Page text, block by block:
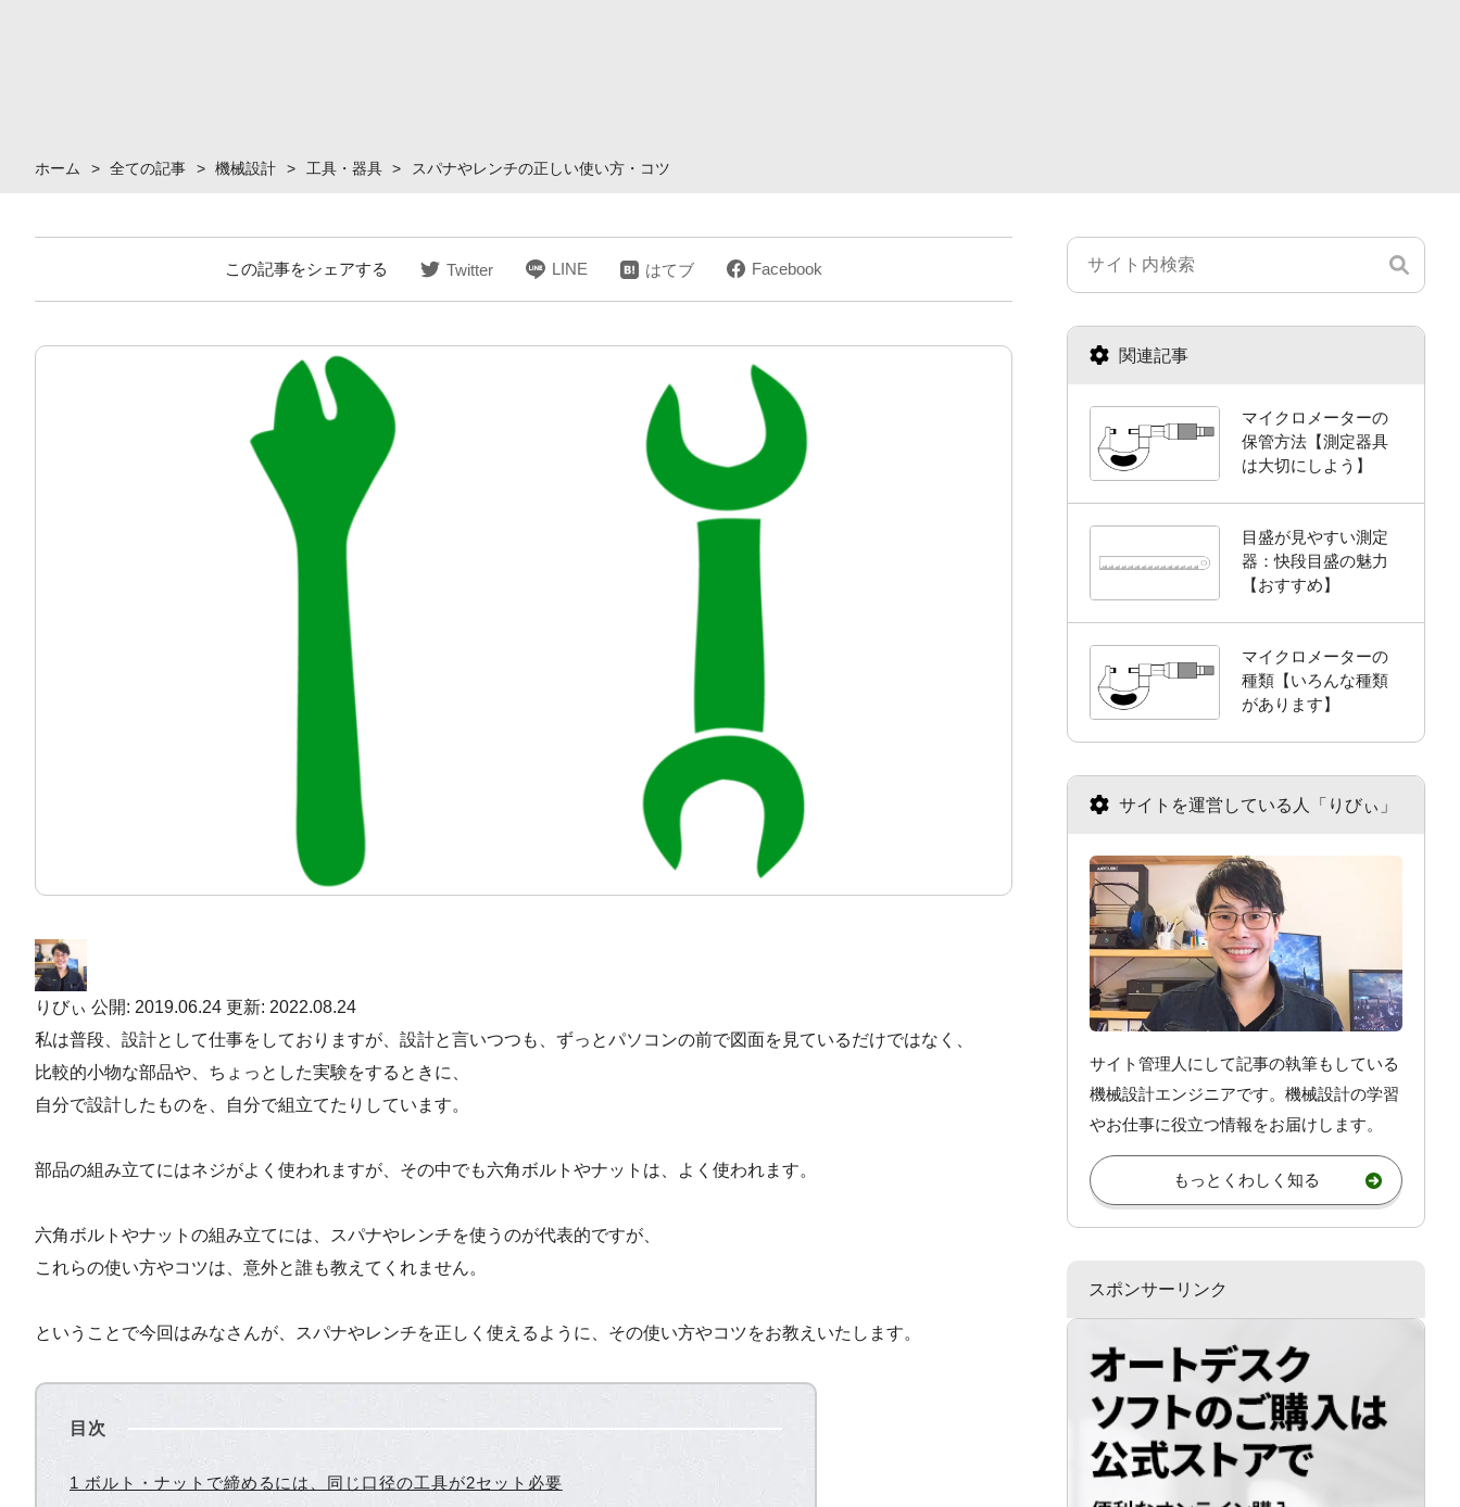
ホーム > 全ての記事 > 機械設計 > 工具・器具 > スパナやレンチの正しい使い方・コツ
この記事をシェアする Twitter LINE はてブ Facebook
りびぃ 公開: 2019.06.24 更新: 2022.08.24
私は普段、設計として仕事をしておりますが、設計と言いつつも、ずっとパソコンの前で図面を見ているだけではなく、
比較的小物な部品や、ちょっとした実験をするときに、
自分で設計したものを、自分で組立てたりしています。
部品の組み立てにはネジがよく使われますが、その中でも六角ボルトやナットは、よく使われます。
六角ボルトやナットの組み立てには、スパナやレンチを使うのが代表的ですが、
これらの使い方やコツは、意外と誰も教えてくれません。
ということで今回はみなさんが、スパナやレンチを正しく使えるように、その使い方やコツをお教えいたします。
目次
1 ボルト・ナットで締めるには、同じ口径の工具が2セット必要
関連記事
マイクロメーターの
保管方法【測定器具
は大切にしよう】
目盛が見やすい測定
器：快段目盛の魅力
【おすすめ】
マイクロメーターの
種類【いろんな種類
があります】
サイトを運営している人「りびぃ」
サイト管理人にして記事の執筆もしている
機械設計エンジニアです。機械設計の学習
やお仕事に役立つ情報をお届けします。
もっとくわしく知る
スポンサーリンク